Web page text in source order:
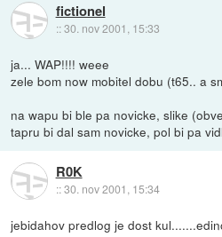
fictionel
::30. nov 2001, 15:33
ja... WAP!!!! weee
zele bom now mobitel dobu (t65.. a
na wapu bi ble pa novicke, slike
tapru bi dal sam novicke, pol bi pa
R0K
::30. nov 2001, 15:34
jebidahov predlog je dost